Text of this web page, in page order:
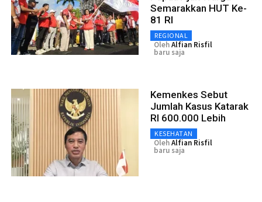
Semarakkan HUT Ke-
81 RI
REGIONAL
OlehAlfian Risfil
baru saja
Kemenkes Sebut
Jumlah Kasus Katarak
RI 600.000 Lebih
KESEHATAN
OlehAlfian Risfil
baru saja